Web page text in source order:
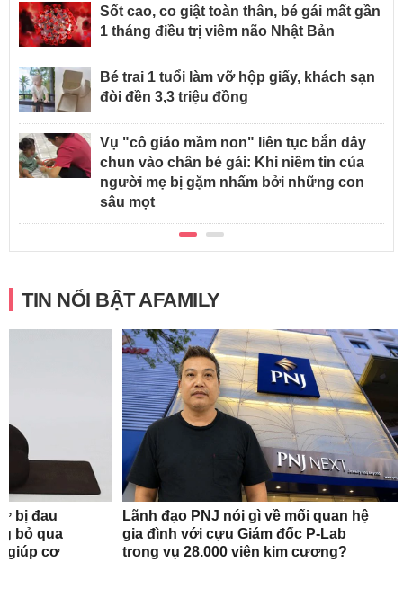
Sốt cao, co giật toàn thân, bé gái mất gần
1 tháng điều trị viêm não Nhật Bản
Bé trai 1 tuổi làm vỡ hộp giấy, khách sạn
đòi đền 3,3 triệu đồng
Vụ "cô giáo mầm non" liên tục bắn dây
chun vào chân bé gái: Khi niềm tin của
người mẹ bị gặm nhấm bởi những con
sâu mọt
TIN NỔI BẬT AFAMILY
bị đau
bỏ qua
giúp cơ
Lãnh đạo PNJ nói gì về mối quan hệ
gia đình với cựu Giám đốc P-Lab
trong vụ 28.000 viên kim cương?